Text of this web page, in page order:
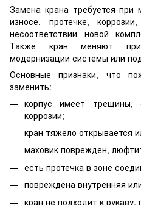
Замена крана требуется при
износе, протечке,
несоответствии новой
Также кран меняют при
модернизации системы или
Основные признаки, что
заменить:
корпус имеет трещины,
коррозии;
кран тяжело открывается
маховик поврежден,
есть протечка в зоне
повреждена внутренняя
кран не подходит к рукаву,